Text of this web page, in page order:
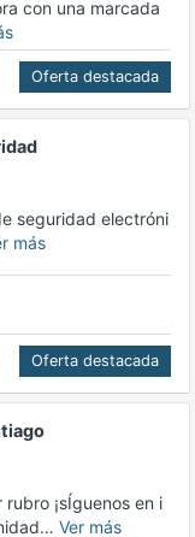
con una marcada
Oferta destacada
seguridad electróni
más
Oferta destacada
¡sÍguenos en i
Ver más